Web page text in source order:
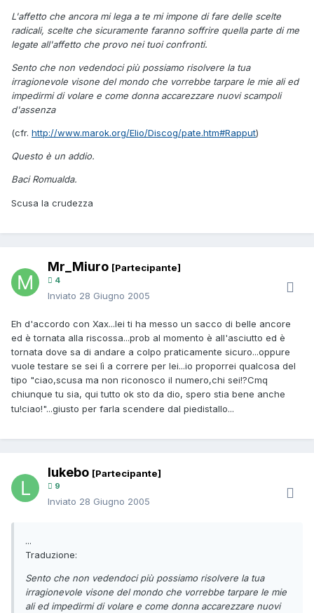
L'affetto che ancora mi lega a te mi impone di fare delle scelte
radicali, scelte che sicuramente faranno soffrire quella parte di me
legate all'affetto che provo nei tuoi confronti.
Sento che non vedendoci più possiamo risolvere la tua
irragionevole visone del mondo che vorrebbe tarpare le mie ali ed
impedirmi di volare e come donna accarezzare nuovi scampoli
d'assenza
(cfr. http://www.marok.org/Elio/Discog/pate.htm#Rapput)
Questo è un addio.
Baci Romualda.
Scusa la crudezza
Mr_Miuro [Partecipante]
4
Inviato 28 Giugno 2005
Eh d'accordo con Xax...lei ti ha messo un sacco di belle ancore
ed è tornata alla riscossa...prob al momento è all'asciutto ed è
tornata dove sa di andare a colpo praticamente sicuro...oppure
vuole testare se sei lì a correre per lei...io proporrei qualcosa del
tipo "ciao,scusa ma non riconosco il numero,chi sei!?Cmq
chiunque tu sia, qui tutto ok sto da dio, spero stia bene anche
tu!ciao!"...giusto per farla scendere dal piedistallo...
lukebo [Partecipante]
9
Inviato 28 Giugno 2005
...
Traduzione:
Sento che non vedendoci più possiamo risolvere la tua
irragionevole visone del mondo che vorrebbe tarpare le mie
ali ed impedirmi di volare e come donna accarezzare nuovi